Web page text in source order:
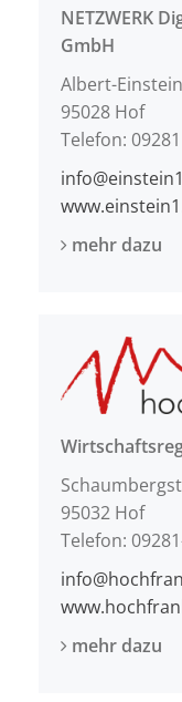
NETZWERK
GmbH
Albert-
95028 Hof
Telefon:
mehr dazu
95032 Hof
Telefon:
mehr dazu